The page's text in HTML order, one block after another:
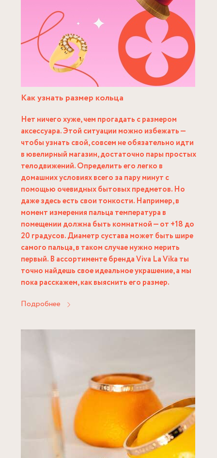
Как узнать размер кольца
Нет ничего хуже, чем прогадать с размером
аксессуара. Этой ситуации можно избежать —
чтобы узнать свой, совсем не обязательно идти
в ювелирный магазин, достаточно пары простых
телодвижений. Определить его легко в
домашних условиях всего за пару минут с
помощью очевидных бытовых предметов. Но
даже здесь есть свои тонкости. Например, в
момент измерения пальца температура в
помещении должна быть комнатной — от +18 до
20 градусов. Диаметр сустава может быть шире
самого пальца, в таком случае нужно мерить
первый. В ассортименте бренда Viva La Vika ты
точно найдешь свое идеальное украшение, а мы
пока расскажем, как выяснить его размер.
Подробнее